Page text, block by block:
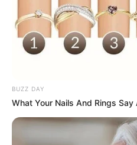
Não fique presa só a
das mães e até mesmo
BUZZ DAY
What Your Nails And Rings